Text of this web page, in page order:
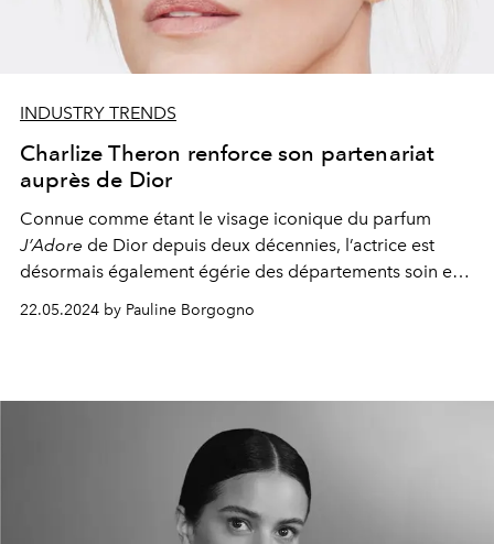
INDUSTRY TRENDS
Charlize Theron renforce son partenariat
auprès de Dior
Connue comme étant le visage iconique du parfum
J’Adore de Dior depuis deux décennies, l’actrice est
désormais également égérie des départements soin et
joaillerie de la Maison de luxe française.
22.05.2024 by Pauline Borgogno